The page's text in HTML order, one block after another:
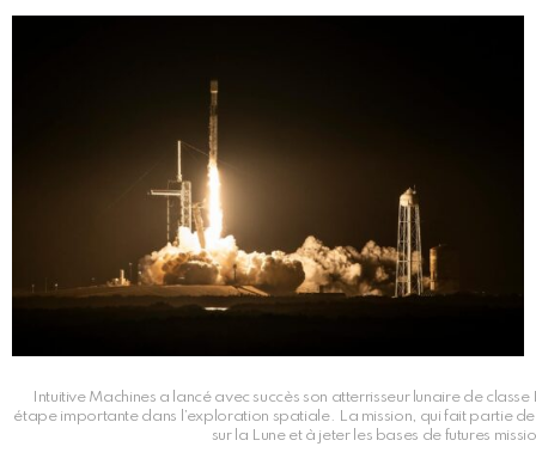
Intuitive Machines a lancé avec succès son atterrisseur lunaire de
étape importante dans l’exploration spatiale. La mission, qui fait partie
sur la Lune et à jeter les bases de futures